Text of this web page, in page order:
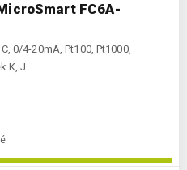
FC6A-
0/4-20mA, Pt100, Pt1000,
K, J…